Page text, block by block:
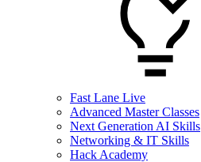
Fast Lane Live
Advanced Master Classes
Next Generation AI Skills
Networking & IT Skills
Hack Academy